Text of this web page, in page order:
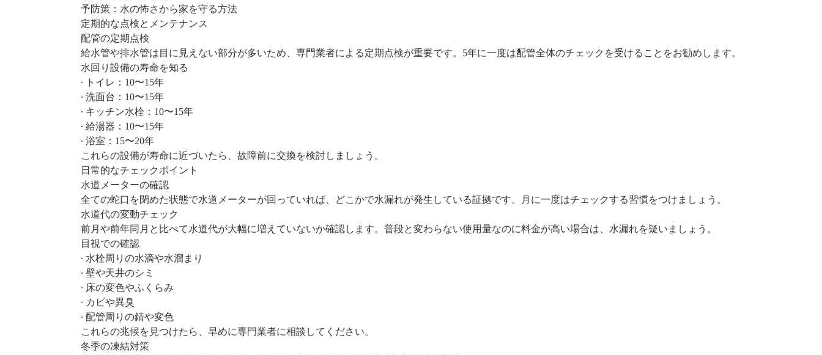
予防策：水の怖さから家を守る方法
定期的な点検とメンテナンス
配管の定期点検
給水管や排水管は目に見えない部分が多いため、専門業者による定期点検が重要です。5年に一度は配管全体のチェックを受けることをお勧めします。
水回り設備の寿命を知る
∙ トイレ：10〜15年
∙ 洗面台：10〜15年
∙ キッチン水栓：10〜15年
∙ 給湯器：10〜15年
∙ 浴室：15〜20年
これらの設備が寿命に近づいたら、故障前に交換を検討しましょう。
日常的なチェックポイント
水道メーターの確認
全ての蛇口を閉めた状態で水道メーターが回っていれば、どこかで水漏れが発生している証拠です。月に一度はチェックする習慣をつけましょう。
水道代の変動チェック
前月や前年同月と比べて水道代が大幅に増えていないか確認します。普段と変わらない使用量なのに料金が高い場合は、水漏れを疑いましょう。
目視での確認
∙ 水栓周りの水滴や水溜まり
∙ 壁や天井のシミ
∙ 床の変色やふくらみ
∙ カビや異臭
∙ 配管周りの錆や変色
これらの兆候を見つけたら、早めに専門業者に相談してください。
冬季の凍結対策